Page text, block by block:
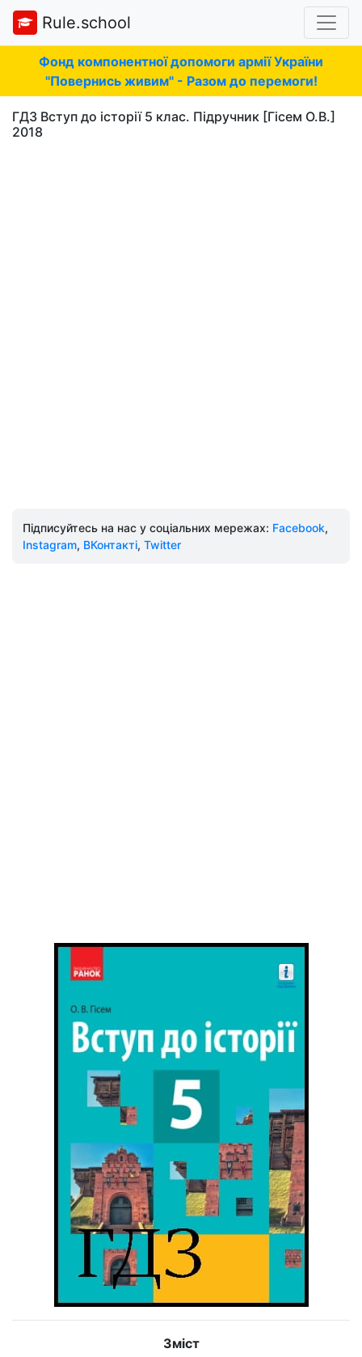
Rule.school
Фонд компонентної допомоги армії України
"Повернись живим" - Разом до перемоги!
ГДЗ Вступ до історії 5 клас. Підручник [Гісем О.В.]
2018
Підписуйтесь на нас у соціальних мережах: Facebook,
Instagram, ВКонтакті, Twitter
Зміст